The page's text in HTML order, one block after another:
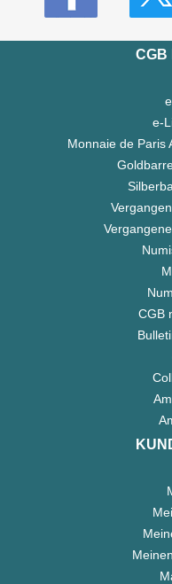
CGB
e-
Monnaie de Paris
CGB